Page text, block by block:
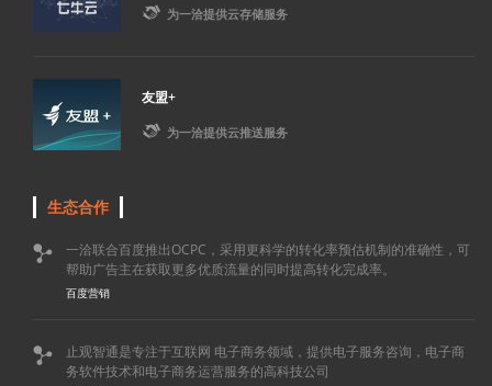
 为一洽提供云存储服务
友盟+
 为一洽提供云推送服务
生态合作

一洽联合百度推出OCPC，采用更科学的转化率预估机制的准确性，可
帮助广告主在获取更多优质流量的同时提高转化完成率。
百度营销

止观智通是专注于互联网 电子商务领域，提供电子服务咨询，电子商
务软件技术和电子商务运营服务的高科技公司